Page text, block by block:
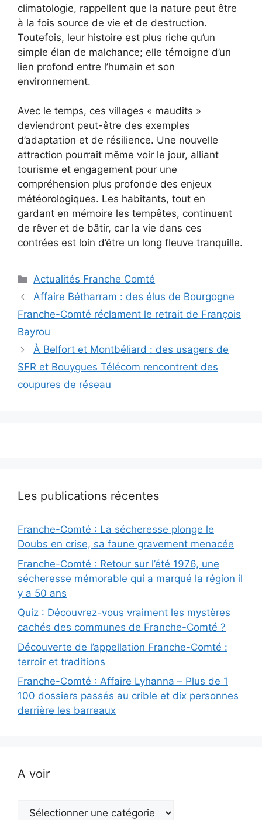
climatologie, rappellent que la nature peut être
à la fois source de vie et de destruction.
Toutefois, leur histoire est plus riche qu’un
simple élan de malchance; elle témoigne d’un
lien profond entre l’humain et son
environnement.
Avec le temps, ces villages « maudits »
deviendront peut-être des exemples
d’adaptation et de résilience. Une nouvelle
attraction pourrait même voir le jour, alliant
tourisme et engagement pour une
compréhension plus profonde des enjeux
météorologiques. Les habitants, tout en
gardant en mémoire les tempêtes, continuent
de rêver et de bâtir, car la vie dans ces
contrées est loin d’être un long fleuve tranquille.
Catégories
Actualités Franche Comté
Affaire Bétharram : des élus de Bourgogne
Franche-Comté réclament le retrait de François
Bayrou
À Belfort et Montbéliard : des usagers de
SFR et Bouygues Télécom rencontrent des
coupures de réseau
Les publications récentes
Franche-Comté : La sécheresse plonge le
Doubs en crise, sa faune gravement menacée
Franche-Comté : Retour sur l’été 1976, une
sécheresse mémorable qui a marqué la région il
y a 50 ans
Quiz : Découvrez-vous vraiment les mystères
cachés des communes de Franche-Comté ?
Découverte de l’appellation Franche-Comté :
terroir et traditions
Franche-Comté : Affaire Lyhanna – Plus de 1
100 dossiers passés au crible et dix personnes
derrière les barreaux
A voir